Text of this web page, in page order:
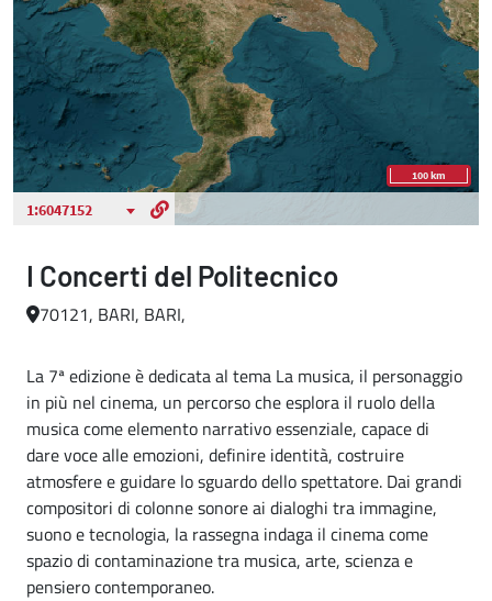
I Concerti del Politecnico
70121, BARI, BARI,
La 7ª edizione è dedicata al tema La musica, il personaggio
in più nel cinema, un percorso che esplora il ruolo della
musica come elemento narrativo essenziale, capace di
dare voce alle emozioni, definire identità, costruire
atmosfere e guidare lo sguardo dello spettatore. Dai grandi
compositori di colonne sonore ai dialoghi tra immagine,
suono e tecnologia, la rassegna indaga il cinema come
spazio di contaminazione tra musica, arte, scienza e
pensiero contemporaneo.